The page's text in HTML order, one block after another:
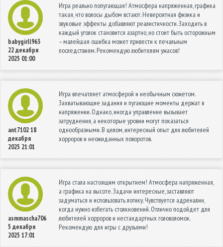
babygirll963
22 декабря
2025 01:00
Игра реально попугающая! Атмосфера напряженная, графика
такая, что волосы дыбом встают. Невероятная физика и
звуковые эффекты добавляют реалистичности. Заходить в
каждый уголок становится азартно, но стоит быть осторожным
– малейшая ошибка может привести к печальным
последствиям. Рекомендую любителям ужасов!
ant710218
декабря
2025 21:01
Игра впечатляет атмосферой и необычным сюжетом.
Захватывающие задания и пугающие моменты держат в
напряжении. Однако, иногда управление вызывает
затруднения, а некоторые уровни могут показаться
однообразными. В целом, интересный опыт для любителей
хорроров и неожиданных поворотов.
asmmascha706
5 декабря
2025 17:01
Игра стала настоящим открытием! Атмосфера напряженная,
а графика на высоте. Задачи интересные, заставляют
задуматься и использовать логику. Чувствуется адреналин,
когда нужно избегать столкновений. Отлично подойдет для
любителей хорроров и нестандартных головоломок.
Рекомендую для игры с друзьями!